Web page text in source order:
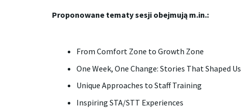
Proponowane tematy sesji obejmują m.in.:
From Comfort Zone to Growth Zone
One Week, One Change: Stories That Shaped Us
Unique Approaches to Staff Training
Inspiring STA/STT Experiences